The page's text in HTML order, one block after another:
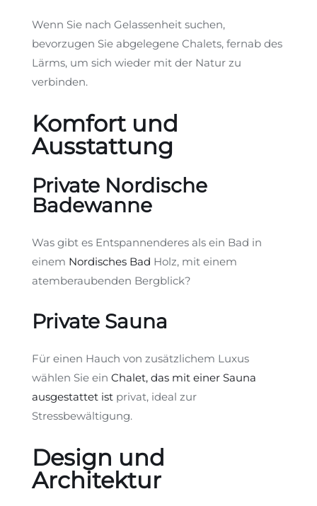
Wenn Sie nach Gelassenheit suchen,
bevorzugen Sie abgelegene Chalets, fernab des
Lärms, um sich wieder mit der Natur zu
verbinden.
Komfort und
Ausstattung
Private Nordische
Badewanne
Was gibt es Entspannenderes als ein Bad in
einem Nordisches Bad Holz, mit einem
atemberaubenden Bergblick?
Private Sauna
Für einen Hauch von zusätzlichem Luxus
wählen Sie ein Chalet, das mit einer Sauna
ausgestattet ist privat, ideal zur
Stressbewältigung.
Design und
Architektur